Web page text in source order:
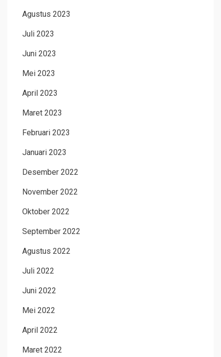
Agustus 2023
Juli 2023
Juni 2023
Mei 2023
April 2023
Maret 2023
Februari 2023
Januari 2023
Desember 2022
November 2022
Oktober 2022
September 2022
Agustus 2022
Juli 2022
Juni 2022
Mei 2022
April 2022
Maret 2022